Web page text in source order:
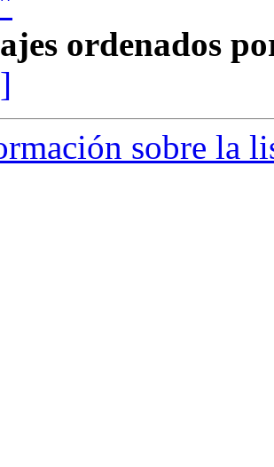
ordenados
sobre la